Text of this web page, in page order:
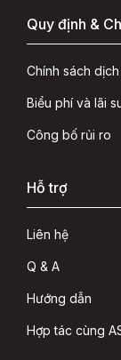
Quy định &
Chính sách
Biểu phí và lãi
Công bố rủi ro
Hỗ trợ
Liên hệ
Q & A
Hướng dẫn
Hợp tác cùng